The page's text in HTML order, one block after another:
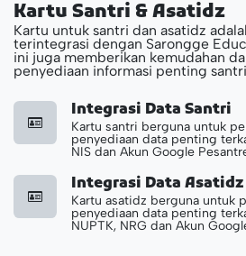
Kartu Santri & Asatidz
Kartu untuk santri dan asatidz
terintegrasi dengan Sarongge
ini juga memberikan kemudahan
penyediaan informasi penting
Integrasi Data Santri
Kartu santri berguna untuk
penyediaan data penting
NIS dan Akun Google
Integrasi Data Asatidz
Kartu asatidz berguna untuk
penyediaan data penting
NUPTK, NRG dan Akun